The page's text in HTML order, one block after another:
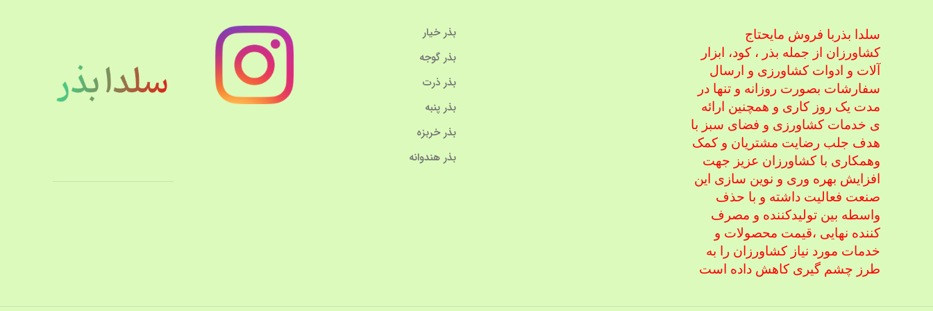
سلدا بذربا فروش مایحتاج
کشاورزان از جمله بذر ، کود، ابزار
آلات و ادوات کشاورزی و ارسال
سفارشات بصورت روزانه و تنها در
مدت یک روز کاری و همچنین ارائه
ی خدمات کشاورزی و فضای سبز با
هدف جلب رضایت مشتریان و کمک
وهمکاری با کشاورزان عزیز جهت
افزایش بهره وری و نوین سازی این
صنعت فعالیت داشته و با حذف
واسطه بین تولیدکننده و مصرف
کننده نهایی ،قیمت محصولات و
خدمات مورد نیاز کشاورزان را به
طرز چشم گیری کاهش داده است
بذر خیار
بذر گوجه
بذر ذرت
بذر پنبه
بذر خربزه
بذر هندوانه